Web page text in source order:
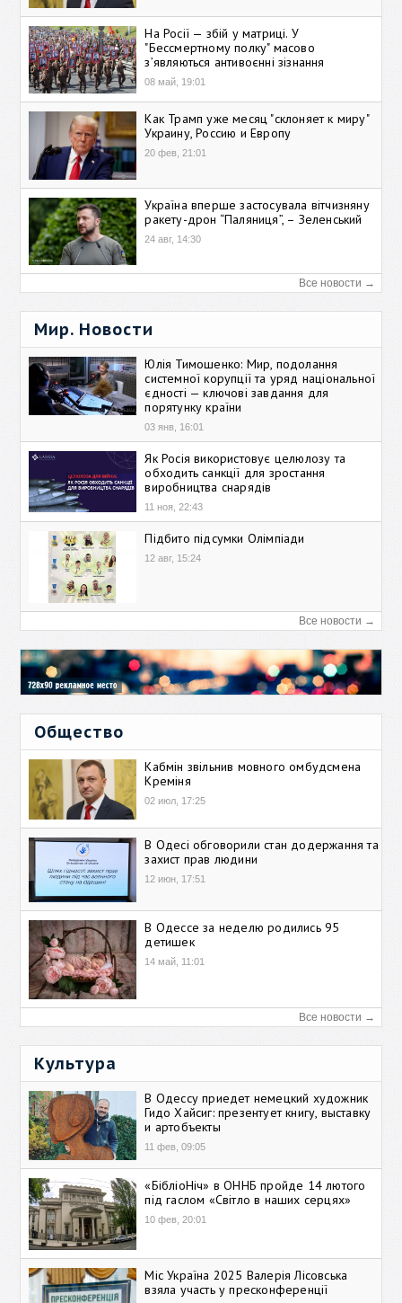
На Росії — збій у матриці. У
"Бессмертному полку" масово
зʼявляються антивоєнні зізнання
08 май, 19:01
Как Трамп уже месяц "склоняет к миру"
Украину, Россию и Европу
20 фев, 21:01
Україна вперше застосувала вітчизняну
ракету-дрон “Паляниця”, – Зеленський
24 авг, 14:30
Все новости →
Мир. Новости
Юлія Тимошенко: Мир, подолання
системної корупції та уряд національної
єдності — ключові завдання для
порятунку країни
03 янв, 16:01
Як Росія використовує целюлозу та
обходить санкції для зростання
виробництва снарядів
11 ноя, 22:43
Підбито підсумки Олімпіади
12 авг, 15:24
Все новости →
Общество
Кабмін звільнив мовного омбудсмена
Креміня
02 июл, 17:25
В Одесі обговорили стан додержання та
захист прав людини
12 июн, 17:51
В Одессе за неделю родились 95
детишек
14 май, 11:01
Все новости →
Культура
В Одессу приедет немецкий художник
Гидо Хайсиг: презентует книгу, выставку
и артобъекты
11 фев, 09:05
«БібліоНіч» в ОННБ пройде 14 лютого
під гаслом «Світло в наших серцях»
10 фев, 20:01
Міс Україна 2025 Валерія Лісовська
взяла участь у пресконференції